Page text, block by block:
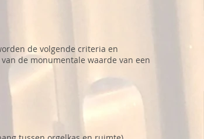
de volgende criteria en
de monumentale waarde van een